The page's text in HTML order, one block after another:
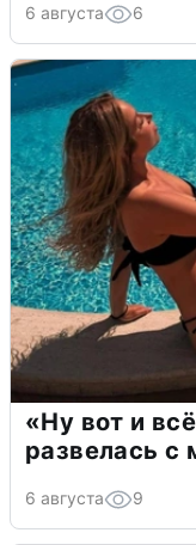
6 августа 6
«Ну вот и
развелась
6 августа 9